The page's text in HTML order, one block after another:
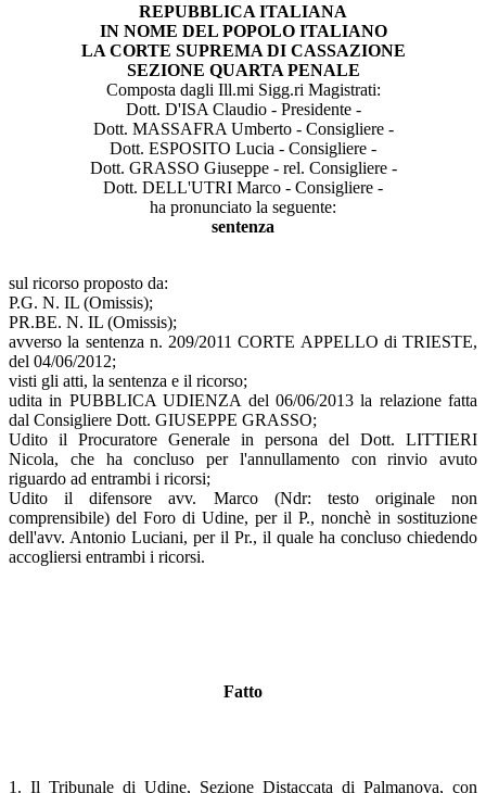
REPUBBLICA ITALIANA
IN NOME DEL POPOLO ITALIANO
LA CORTE SUPREMA DI CASSAZIONE
SEZIONE QUARTA PENALE
Composta dagli Ill.mi Sigg.ri Magistrati:
Dott. D'ISA Claudio - Presidente -
Dott. MASSAFRA Umberto - Consigliere -
Dott. ESPOSITO Lucia - Consigliere -
Dott. GRASSO Giuseppe - rel. Consigliere -
Dott. DELL'UTRI Marco - Consigliere -
ha pronunciato la seguente:
sentenza
sul ricorso proposto da:
P.G. N. IL (Omissis);
PR.BE. N. IL (Omissis);
avverso la sentenza n. 209/2011 CORTE APPELLO di TRIESTE,
del 04/06/2012;
visti gli atti, la sentenza e il ricorso;
udita in PUBBLICA UDIENZA del 06/06/2013 la relazione fatta
dal Consigliere Dott. GIUSEPPE GRASSO;
Udito il Procuratore Generale in persona del Dott. LITTIERI
Nicola, che ha concluso per l'annullamento con rinvio avuto
riguardo ad entrambi i ricorsi;
Udito il difensore avv. Marco (Ndr: testo originale non
comprensibile) del Foro di Udine, per il P., nonchè in sostituzione
dell'avv. Antonio Luciani, per il Pr., il quale ha concluso chiedendo
accogliersi entrambi i ricorsi.
Fatto
1. Il Tribunale di Udine, Sezione Distaccata di Palmanova, con